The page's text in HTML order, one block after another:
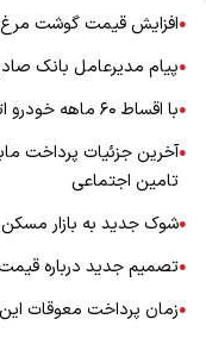
●افزایش قیمت گوشت
●پیام مدیرعامل بانک
●با اقساط ۶۰ ماهه خودرو اتوماتیک بخرید + جدول
●آخرین جزئیات پرداخت
تامین اجتماعی
●شوک جدید به بازار
●تصمیم جدید درباره
●زمان پرداخت معوقات